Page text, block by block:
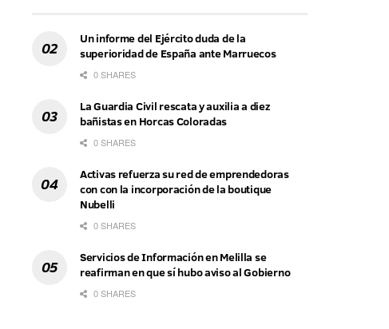
Un informe del Ejército duda de la
superioridad de España ante Marruecos
0 SHARES
La Guardia Civil rescata y auxilia a diez
bañistas en Horcas Coloradas
0 SHARES
Activas refuerza su red de emprendedoras
con con la incorporación de la boutique
Nubelli
0 SHARES
Servicios de Información en Melilla se
reafirman en que sí hubo aviso al Gobierno
0 SHARES